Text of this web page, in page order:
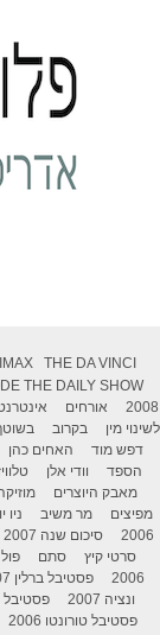
IMAX
THE DA VINCI
THE DAILY SHOW
2008
אורחים
לשינוי מין
בקרוב
דפש מוד
האחים כהן
הספד
וודי אלן
מאבק היוצרים
מפיצים
מר משיב ניו
2006
סיכום שנה 2007
סרטי קיץ
סתם
2006
פסטיבל ברלין 2007
ונציה 2007
פסטיבל
פסטיבל טורונטו 2006